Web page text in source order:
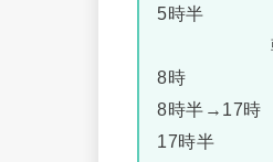
5時半 起床
朝は子
8時
8時半→17時
17時半 子